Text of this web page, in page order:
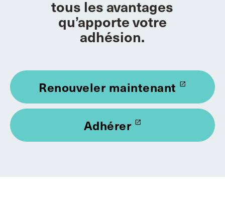
tous les avantages
qu’apporte votre
adhésion.
Renouveler maintenant launch
Adhérer launch